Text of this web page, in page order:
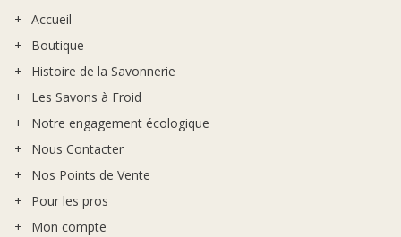
Accueil
Boutique
Histoire de la Savonnerie
Les Savons à Froid
Notre engagement écologique
Nous Contacter
Nos Points de Vente
Pour les pros
Mon compte